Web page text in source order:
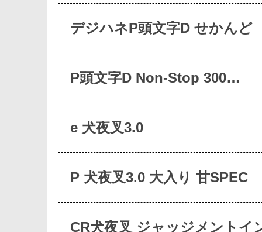
デジハネP頭文字D せかんど
P頭文字D Non-Stop 300…
e 犬夜叉3.0
P 犬夜叉3.0 大入り 甘SPEC
CR犬夜叉 ジャッジメント